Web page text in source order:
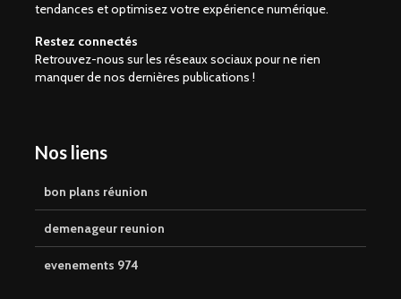
tendances et optimisez votre expérience numérique.
Restez connectés
Retrouvez-nous sur les réseaux sociaux pour ne rien
manquer de nos dernières publications !
Nos liens
bon plans réunion
demenageur reunion
evenements 974